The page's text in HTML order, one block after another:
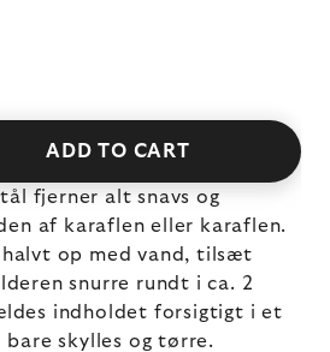
ADD TO CART
fjerner alt snavs og
af karaflen eller karaflen.
halvt op med vand, tilsæt
snurre rundt i ca. 2
indholdet forsigtigt i et
bare skylles og tørre.